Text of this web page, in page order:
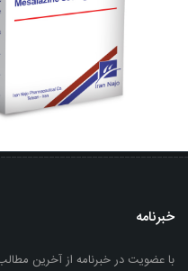
خبرنامه
با عضویت در خبرنامه از آخرین